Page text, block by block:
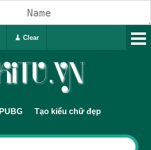
PUBG Tạo kiểu chữ đẹp
🧹 Clear